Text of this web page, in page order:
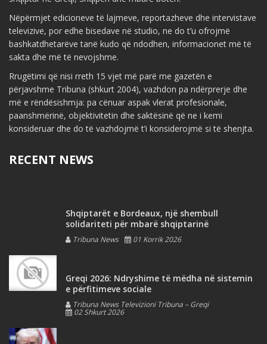
Nëpërmjet edicioneve të lajmeve, reportazheve dhe intervistave
televizive, por edhe bisedave në studio, ne do t’u ofrojmë
bashkatdhetarëve tanë kudo që ndodhen, informacionet më të
sakta dhe më të nevojshme.
Rrugëtimi që nisi rreth 15 vjet më parë me gazetën e
përjavshme Tribuna (shkurt 2004), vazhdon pa ndërprerje dhe
më e rëndësishmja: pa cënuar aspak vlerat profesionale,
paanshmërinë, objektivitetin dhe saktësinë që ne i kemi
konsideruar dhe do të vazhdojmë t’i konsiderojmë si të shenjta.
RECENT NEWS
Shqiptarët e Bordeaux, një shembull
solidariteti për mbarë shqiptarinë
Tribuna News 01 Korrik 2026
Greqi 2026: Ndryshime të mëdha në sistemin
e përfitimeve sociale
Tribuna News Televizioni Tribuna – Greqi
02 Shkurt 2026